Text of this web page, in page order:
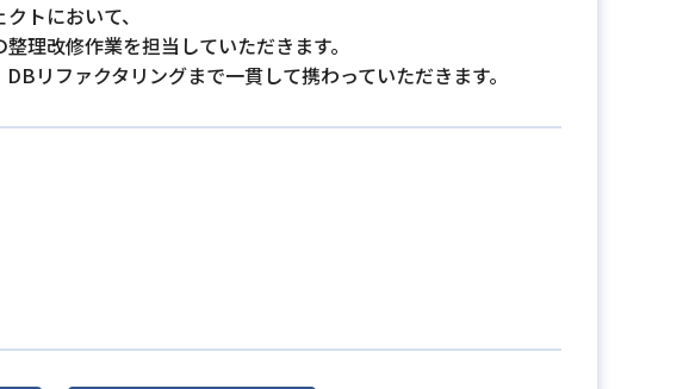
トにおいて、
理改修作業を担当していただきます。
リファクタリングまで一貫して携わっていただきます。